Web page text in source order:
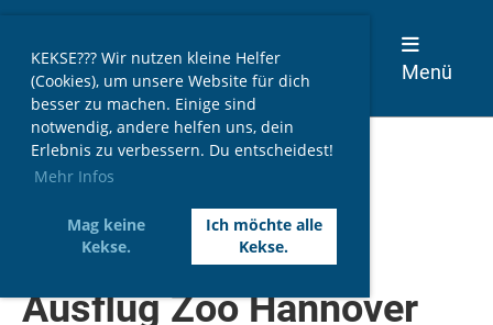
KEKSE??? Wir nutzen kleine Helfer
(Cookies), um unsere Website für dich
besser zu machen. Einige sind
notwendig, andere helfen uns, dein
Erlebnis zu verbessern. Du entscheidest!
Mehr Infos
Mag keine
Kekse.
Ich möchte alle
Kekse.
1965 e. V.
Menü
17.05.2025, Pilz Kathrin
Ausflug Zoo Hannover